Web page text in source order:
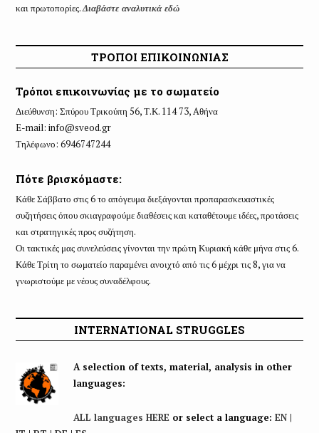
και πρωτοπορίες.Διαβάστε αναλυτικά εδώ
ΤΡΟΠΟΙ ΕΠΙΚΟΙΝΩΝΙΑΣ
Τρόποι επικοινωνίας με το σωματείο
Διεύθυνση: Σπύρου Τρικούπη 56, Τ.Κ. 114 73, Aθήνα
E-mail: info@sveod.gr
Τηλέφωνο: 6946747244
Πότε βρισκόμαστε:
Κάθε Σάββατο στις 6 το απόγευμα διεξάγονται προπαρασκευαστικές
συζητήσεις όπου σκιαγραφούμε διαθέσεις και καταθέτουμε ιδέες, προτάσεις
και στρατηγικές προς συζήτηση.
Οι τακτικές μας συνελεύσεις γίνονται την πρώτη Κυριακή κάθε μήνα στις 6.
Κάθε Τρίτη το σωματείο παραμένει ανοιχτό από τις 6 μέχρι τις 8, για να
γνωριστούμε με νέους συναδέλφους.
INTERNATIONAL STRUGGLES
A selection of texts, material, analysis in other
languages:
ALL languages HEREor select a language: EN|